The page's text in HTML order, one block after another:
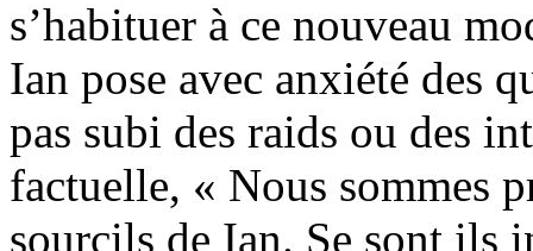
s’habituer à ce nouveau
Ian pose avec anxiété des
pas subi des raids ou des
factuelle, « Nous sommes
sourcils de Ian. Se sont ils